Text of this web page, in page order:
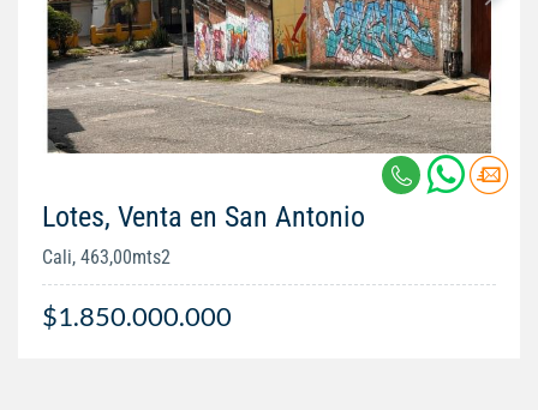
Lotes, Venta en San Antonio
Cali, 463,00mts2
$1.850.000.000